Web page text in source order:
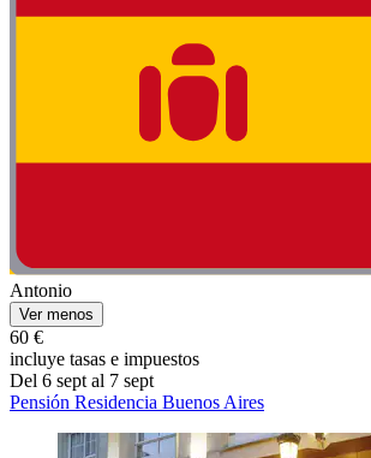
Antonio
Ver menos
60 €
incluye tasas e impuestos
Del 6 sept al 7 sept
Pensión Residencia Buenos Aires